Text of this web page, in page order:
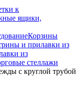
к
ящики,
Корзины
и прилавки из
из
стеллажи
с круглой трубой